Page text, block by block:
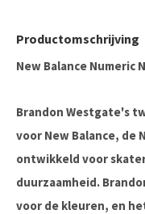
Productomschrijving
New Balance Numeric
Brandon Westgate's
voor New Balance, de
ontwikkeld voor
duurzaamheid.
voor de kleuren, en